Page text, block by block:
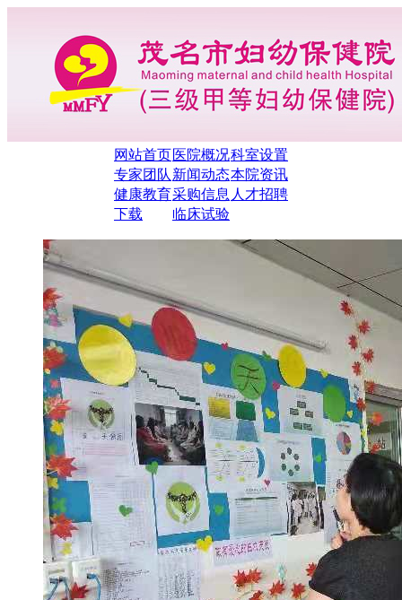
网站首页医院概况科室设置
专家团队 新闻动态本院资讯
健康教育采购信息 人才招聘
下载
临床试验